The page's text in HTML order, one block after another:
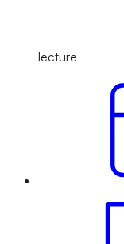
lecture